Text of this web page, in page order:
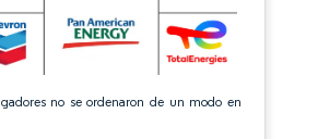
no se ordenaron de un modo en